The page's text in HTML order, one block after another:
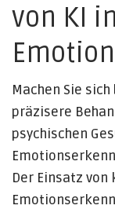
von KI
Machen Sie
präzisere
psychischen
Der Einsatz